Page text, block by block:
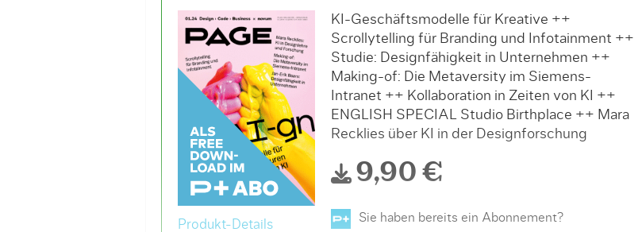
Produkt-Details
KI-Geschäftsmodelle für Kreative ++
Scrollytelling für Branding und Infotainment ++
Studie: Designfähigkeit in Unternehmen ++
Making-of: Die Metaversity im Siemens-
Intranet ++ Kollaboration in Zeiten von KI ++
ENGLISH SPECIAL Studio Birthplace ++ Mara
Recklies über KI in der Designforschung
9,90 €
Sie haben bereits ein Abonnement?